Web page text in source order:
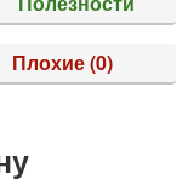
Плохие(0)